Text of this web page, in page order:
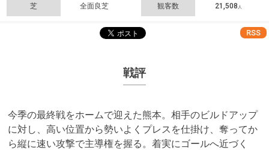
芝 全面良芝 観客数 21,508 人
RSS
戦評
今季の最終戦をホームで迎えた熊本。相手のビルドアップ
に対し、高い位置から勢いよくプレスを仕掛け、奪ってか
ら縦に速い攻撃で主導権を握る。着実にゴールへ近づく